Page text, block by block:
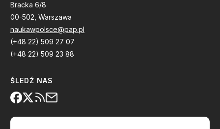
Bracka 6/8
00-502, Warszawa
naukawpolsce@pap.pl
(+48 22) 509 27 07
(+48 22) 509 23 88
ŚLEDŹ NAS